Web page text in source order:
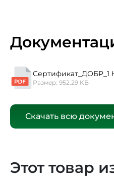
Сертификат_ДОБР_1
Размер: 952.29 KB
Скачать всю
Этот товар